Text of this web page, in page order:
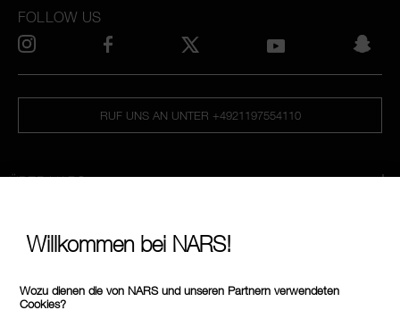
RUF UNS AN UNTER +4921197554110
ÜBER NARS
HILFE & FAQ
SHOPPING
FOLLOW US
Willkommen bei NARS!
Wozu dienen die von NARS und unseren Partnern verwendeten
Cookies?